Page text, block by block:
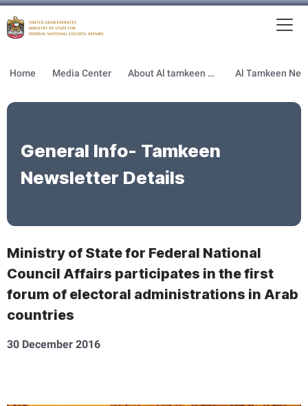
Home Media Center About Al tamkeen newsletter
General Info- Tamkeen
Newsletter Details
Ministry of State for Federal National
Council Affairs participates in the first
forum of electoral administrations in Arab
countries
30 December 2016